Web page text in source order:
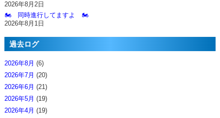
2026年8月2日
🏍️ 同時進行してますよ 🏍️
2026年8月1日
過去ログ
2026年8月 (6)
2026年7月 (20)
2026年6月 (21)
2026年5月 (19)
2026年4月 (19)